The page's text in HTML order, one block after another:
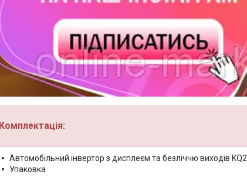
Комплектація:
Автомобільний інвертор з дисплеєм та безліччю виходів KQ2
Упаковка